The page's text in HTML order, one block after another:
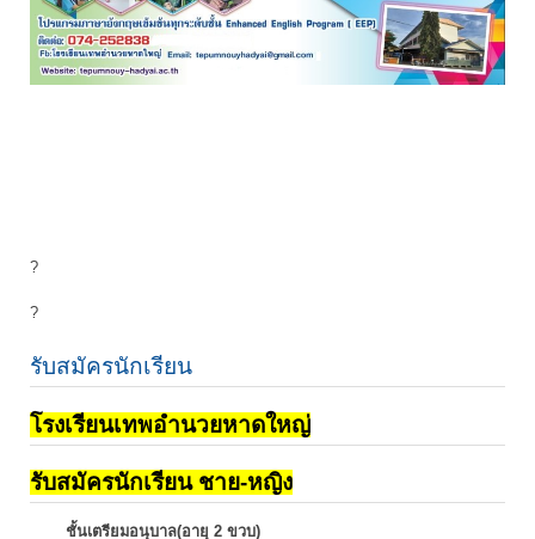
?
?
รับสมัครนักเรียน
โรงเรียนเทพอำนวยหาดใหญ่
รับสมัครนักเรียน ชาย-หญิง
ชั้นเตรียมอนุบาล(อายุ 2 ขวบ)